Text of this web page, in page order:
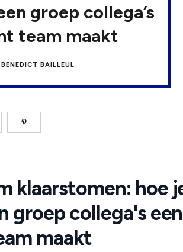
groep collega’s
team maakt
BENEDICT BAILLEUL
klaarstomen: hoe
groep collega's een
maakt